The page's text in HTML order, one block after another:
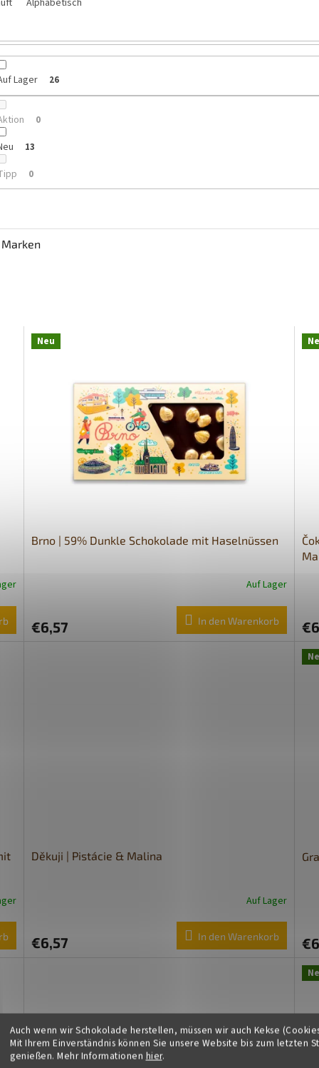
Auch wenn wir Schokolade herstellen, müssen wir auch Kekse
Mit Ihrem Einverständnis können Sie unsere Website bis zum letzten
genießen. Mehr Informationen hier.
Lager 26
0
13
0
Marken
Neu
Brno | 59% Dunkle Schokolade mit Haselnüssen
Auf Lager
€6,57 In den Warenkorb
Děkuji | Pistácie & Malina
Auf Lager
€6,57 In den Warenkorb